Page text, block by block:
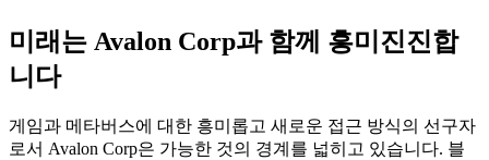
미래는 Avalon Corp과 함께 흥미진진합
니다
게임과 메타버스에 대한 흥미롭고 새로운 접근 방식의 선구자
로서 Avalon Corp은 가능한 것의 경계를 넓히고 있습니다. 블